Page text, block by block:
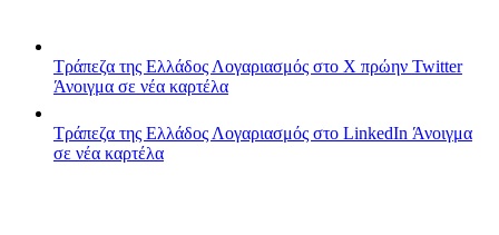
Τράπεζα της Ελλάδος Λογαριασμός στο X πρώην Twitter
Άνοιγμα σε νέα καρτέλα
Τράπεζα της Ελλάδος Λογαριασμός στο LinkedIn Άνοιγμα
σε νέα καρτέλα